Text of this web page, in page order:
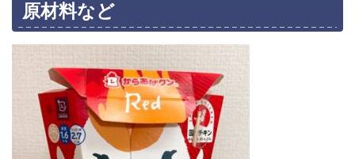
原材料など